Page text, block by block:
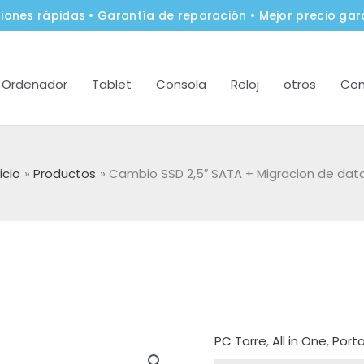
rápidas • Garantía de reparación • Mejor precio
Ordenador Tablet Consola Reloj otros
Productos Cambio SSD 2,5″ SATA + Migracion de
PC Torre,All in One,